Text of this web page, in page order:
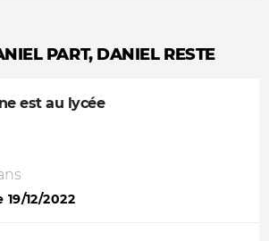
PART, DANIEL RESTE
est au lycée
19/12/2022